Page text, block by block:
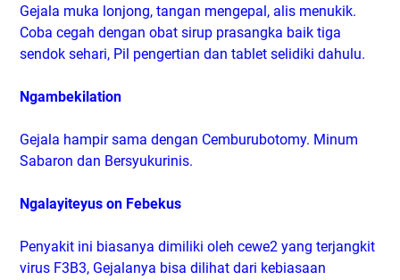
Gejala muka lonjong, tangan mengepal, alis menukik.
Coba cegah dengan obat sirup prasangka baik tiga
sendok sehari, Pil pengertian dan tablet selidiki dahulu.
Ngambekilation
Gejala hampir sama dengan Cemburubotomy. Minum
Sabaron dan Bersyukurinis.
Ngalayiteyus on Febekus
Penyakit ini biasanya dimiliki oleh cewe2 yang terjangkit
virus F3B3, Gejalanya bisa dilihat dari kebiasaan